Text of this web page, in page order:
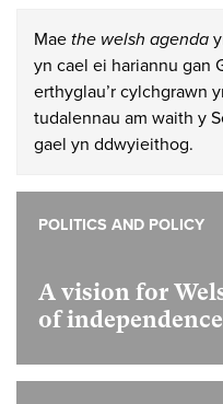
Mae the welsh agenda
yn cael ei hariannu gan
erthyglau’r cylchgrawn
tudalennau am waith y
gael yn ddwyieithog.
A vision for
of independence
POLITICS AND POLICY